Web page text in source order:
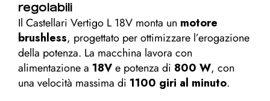
regolabili
Il Castellari Vertigo L 18V monta un motore
brushless, progettato per ottimizzare l’erogazione
della potenza. La macchina lavora con
alimentazione a 18Ve potenza di 800 W, con
una velocità massima di 1100 giri al minuto.